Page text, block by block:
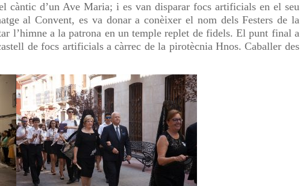
càntic d’un Ave Maria; i es van disparar focs artificials en el seu
al Convent, es va donar a conèixer el nom dels Festers de la
l’himne a la patrona en un temple replet de fidels. El punt final a
de focs artificials a càrrec de la pirotècnia Hnos. Caballer des